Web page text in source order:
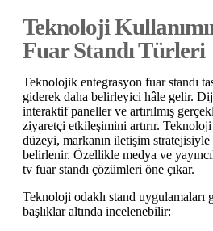
Teknoloji
Fuar Standı Türleri
Teknolojik entegrasyon fuar standı
giderek daha belirleyici hâle gelir.
interaktif paneller ve artırılmış
ziyaretçi etkileşimini artırır.
düzeyi, markanın iletişim
belirlenir. Özellikle medya ve
tv fuar standı çözümleri öne çıkar.
Teknoloji odaklı stand uygulamaları
başlıklar altında incelenebilir: